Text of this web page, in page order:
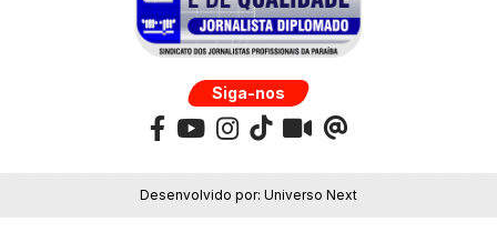
Siga-nos
Desenvolvido por: Universo Next